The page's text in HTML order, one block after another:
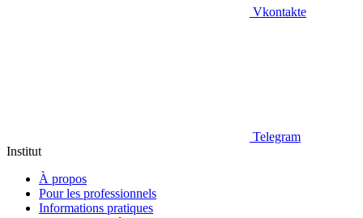
Vkontakte
Telegram
Institut
À propos
Pour les professionnels
Informations pratiques